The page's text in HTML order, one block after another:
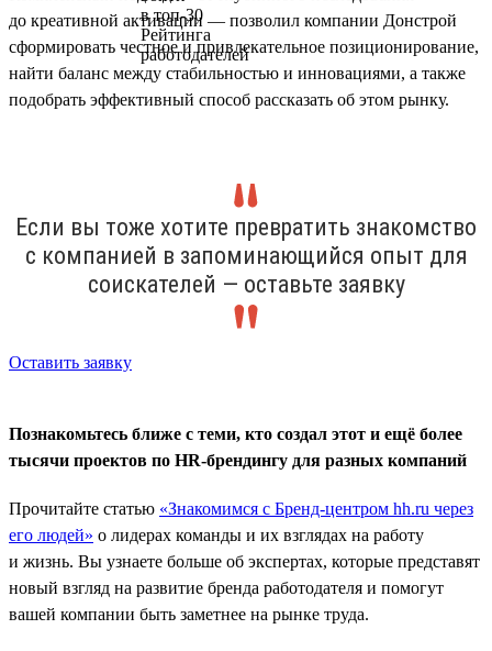
до креативной активации — позволил компании Донстрой
сформировать честное и привлекательное позиционирование,
найти баланс между стабильностью и инновациями, а также
подобрать эффективный способ рассказать об этом рынку.
Если вы тоже хотите превратить знакомство
с компанией в запоминающийся опыт для
соискателей — оставьте заявку
Оставить заявку
Познакомьтесь ближе с теми, кто создал этот и ещё более
тысячи проектов по HR-брендингу для разных компаний
Прочитайте статью «Знакомимся с Бренд-центром hh.ru через
его людей» о лидерах команды и их взглядах на работу
и жизнь. Вы узнаете больше об экспертах, которые представят
новый взгляд на развитие бренда работодателя и помогут
вашей компании быть заметнее на рынке труда.